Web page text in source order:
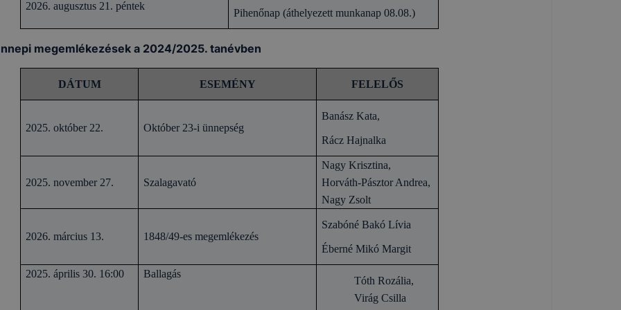
2026. augusztus 21. péntek
Pihenőnap (áthelyezett munkanap 08.08.)
megemlékezések a 2024/2025. tanévben
DÁTUM ESEMÉNY FELELŐS
2025. október 22. Október 23-i ünnepség
Banász Kata,
Rácz Hajnalka
2025. november 27. Szalagavató
Nagy Krisztina,
Horváth-Pásztor Andrea,
Nagy Zsolt
2026. március 13. 1848/49-es megemlékezés
Szabóné Bakó Lívia
Éberné Mikó Margit
2025. április 30. 16:00 Ballagás
Tóth Rozália,
Virág Csilla